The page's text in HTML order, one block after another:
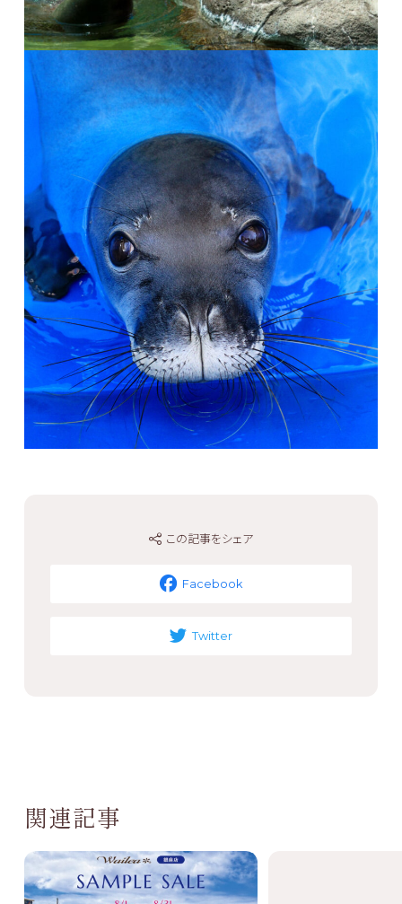
この記事をシェア
Facebook
Twitter
関連記事